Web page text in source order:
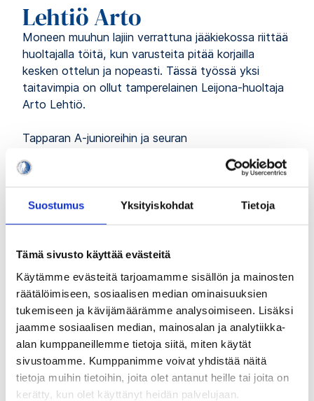
Suostumus Yksityiskohdat Tietoja
Tämä sivusto käyttää evästeitä
Käytämme evästeitä tarjoamamme sisällön ja mainosten
räätälöimiseen, sosiaalisen median ominaisuuksien
tukemiseen ja kävijämäärämme analysoimiseen. Lisäksi
jaamme sosiaalisen median, mainosalan ja analytiikka-
alan kumppaneillemme tietoja siitä, miten käytät
sivustoamme. Kumppanimme voivat yhdistää näitä
tietoja muihin tietoihin, joita olet antanut heille tai joita on
kerätty, kun olet käyttänyt heidän palvelujaan.
Lehtiö Arto
Moneen muuhun lajiin verrattuna jääkiekossa riittää
huoltajalla töitä, kun varusteita pitää korjailla
kesken ottelun ja nopeasti. Tässä työssä yksi
taitavimpia on ollut tamperelainen Leijona-huoltaja
Arto Lehtiö.
Tapparan A-junioreihin ja seuran
kakkosjoukkueeseen Hilparaan asti omalla
kiekkourallaan yltänyt Lehtiö eteni huoltajana
maajoukkuetasolle. Leijonien huoltotiimissä hän
kiersi 1980-luvulla kaikkiaan kuusi arvoturnausta ja
sen lisäksi lukuisat muut maaottelut ja nuorten
Kohon tuotekehityspäällikkönä työskennellyt
Lehtiö perusti vuonna 1987 yrityksen, joka
keskittyy jääkiekkovarusteiden huoltamiseen ja
korjaamiseen. Asiakaskuntaan on kuulunut monia
huippunimiä, sillä perinteisesti monet pelaajat
käyttävät samoja varusteita läpi uransa.
Lehtiö on ollut mukana Suomen Jääkiekkomuseon